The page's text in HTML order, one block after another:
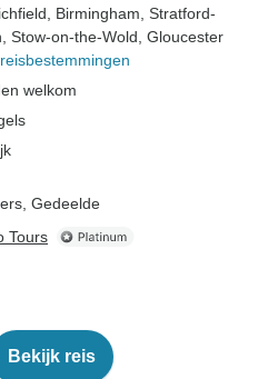
, Birmingham , Stratford-
, Stow-on-the-Wold , Gloucester
welkom
Gedeelde
Tours
Bekijk reis